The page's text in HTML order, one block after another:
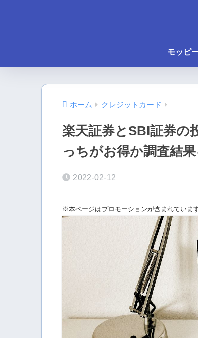
モッピ
ホーム クレジットカード
楽天証券とSBI証券の
っちがお得か調査結
2022-02-12
※本ページはプロモーションが含まれていま